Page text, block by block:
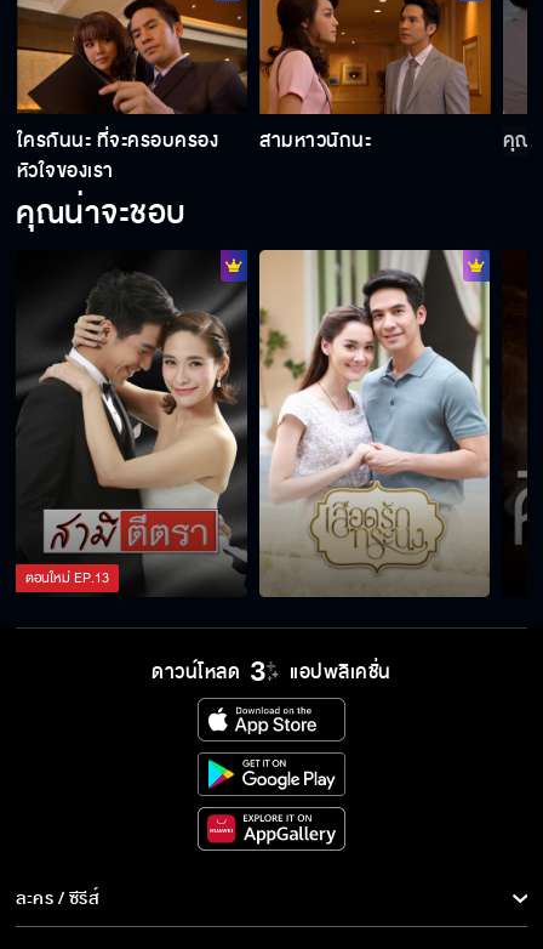
ให้ไปส่งที่บ้าน มันเสียหายมากนักหรือไง
อย่าเข้ามาใกล้ ถอยออกไปเดี๋ยวนี้
สั่น
หยุดเดี๋ยวนี้นะ นายยอด
ผมชื่อ พล ไม่ใช่คุณชายชื่อยาว
ฉันขอฟาดเธอหน่อยเถอะ
ไม่จำเป็นต้องขอโทษ เพราะเธอก็ทำกางเกงฉัน
เปียก
ของที่คุณชายให้ มีค่ากับหญิงเสมอ
ใครกันนะ ที่จะครอบครอง
หัวใจของเรา
สามหาวนักนะ คุณ
คุณน่าจะชอบ
ตอนใหม่EP.13
ดาวน์โหลด แอปพลิเคชั่น
ละคร / ซีรีส์
ละคร/ซีรีส์